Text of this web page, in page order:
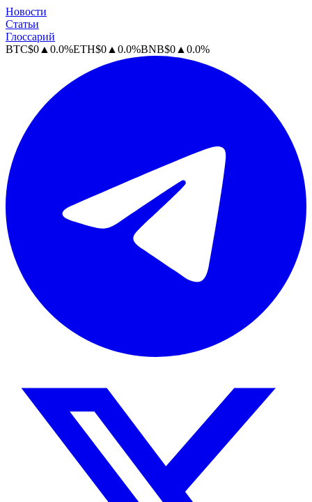
Новости
Статьи
Глоссарий
BTC$0 ▲ 0.0%ETH$0 ▲ 0.0%BNB$0 ▲ 0.0%